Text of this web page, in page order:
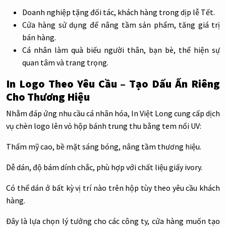
Doanh nghiệp tặng đối tác, khách hàng trong dịp lễ Tết.
Cửa hàng sử dụng để nâng tầm sản phẩm, tăng giá trị
bán hàng.
Cá nhân làm quà biếu người thân, bạn bè, thể hiện sự
quan tâm và trang trọng.
In Logo Theo Yêu Cầu – Tạo Dấu Ấn Riêng
Cho Thương Hiệu
Nhằm đáp ứng nhu cầu cá nhân hóa, In Việt Long cung cấp dịch
vụ chèn logo lên vỏ hộp bánh trung thu bằng tem nổi UV:
Thẩm mỹ cao, bề mặt sáng bóng, nâng tầm thương hiệu.
Dễ dán, độ bám dính chắc, phù hợp với chất liệu giấy ivory.
Có thể dán ở bất kỳ vị trí nào trên hộp tùy theo yêu cầu khách
hàng.
Đây là lựa chọn lý tưởng cho các công ty, cửa hàng muốn tạo